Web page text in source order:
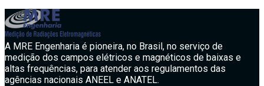
A MRE Engenharia é pioneira, no Brasil, no serviço de
medição dos campos elétricos e magnéticos de baixas e
altas frequências, para atender aos regulamentos das
agências nacionais ANEEL e ANATEL.